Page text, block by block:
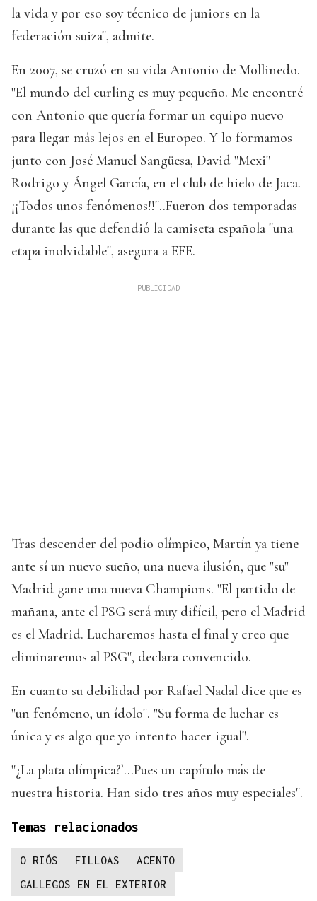
la vida y por eso soy técnico de juniors en la
federación suiza", admite.
En 2007, se cruzó en su vida Antonio de Mollinedo.
"El mundo del curling es muy pequeño. Me encontré
con Antonio que quería formar un equipo nuevo
para llegar más lejos en el Europeo. Y lo formamos
junto con José Manuel Sangüesa, David "Mexi"
Rodrigo y Ángel García, en el club de hielo de Jaca.
¡¡Todos unos fenómenos!!"..Fueron dos temporadas
durante las que defendió la camiseta española "una
etapa inolvidable", asegura a EFE.
Tras descender del podio olímpico, Martín ya tiene
ante sí un nuevo sueño, una nueva ilusión, que "su"
Madrid gane una nueva Champions. "El partido de
mañana, ante el PSG será muy difícil, pero el Madrid
es el Madrid. Lucharemos hasta el final y creo que
eliminaremos al PSG", declara convencido.
En cuanto su debilidad por Rafael Nadal dice que es
"un fenómeno, un ídolo". "Su forma de luchar es
única y es algo que yo intento hacer igual".
"¿La plata olímpica?`...Pues un capítulo más de
nuestra historia. Han sido tres años muy especiales".
Temas relacionados
O RIÓS FILLOAS
ACENTO
GALLEGOS EN EL EXTERIOR